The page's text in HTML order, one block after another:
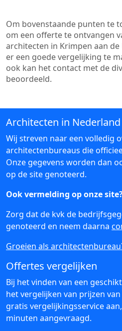
Om bovenstaande punten te
om een offerte te ontvangen
architecten in Krimpen aan de
er een goede vergelijking te
ook kan het contact met de
beoordeeld.
Architecten in Nederland
Wij streven naar een volledig
architectenbureaus die
Onze gegevens worden dan
op de site genoteerd.
Ook vermelding op onze
Zorg dat de kvk de
genoteerd en neem daarna
Groeien als
Offertes vergelijken
Bij het vinden van een
het vergelijken van prijzen
gratis vergelijkingsservice
minuten aangevraagd.